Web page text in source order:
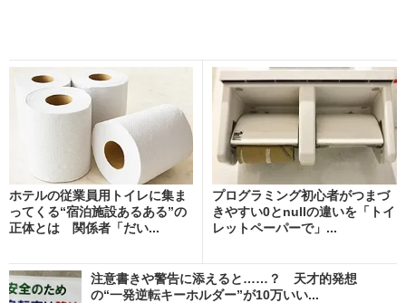
ホテルの従業員用トイレに集ま
ってくる“宿泊施設あるある”の
正体とは 関係者「だい...
プログラミング初心者がつまづ
きやすい0とnullの違いを「トイ
レットペーパーで」...
注意書きや警告に添えると……？ 天才的発想
の“一発逆転キーホルダー”が10万いい...